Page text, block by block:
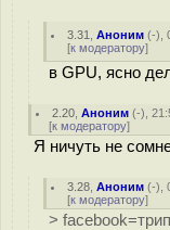
3.31 ,Аноним (-),
[к модератору]
в GPU, ясно
2.20 ,Аноним (-),
[к модератору]
Я ничуть не
3.28 ,Аноним (-),
[к модератору]
>